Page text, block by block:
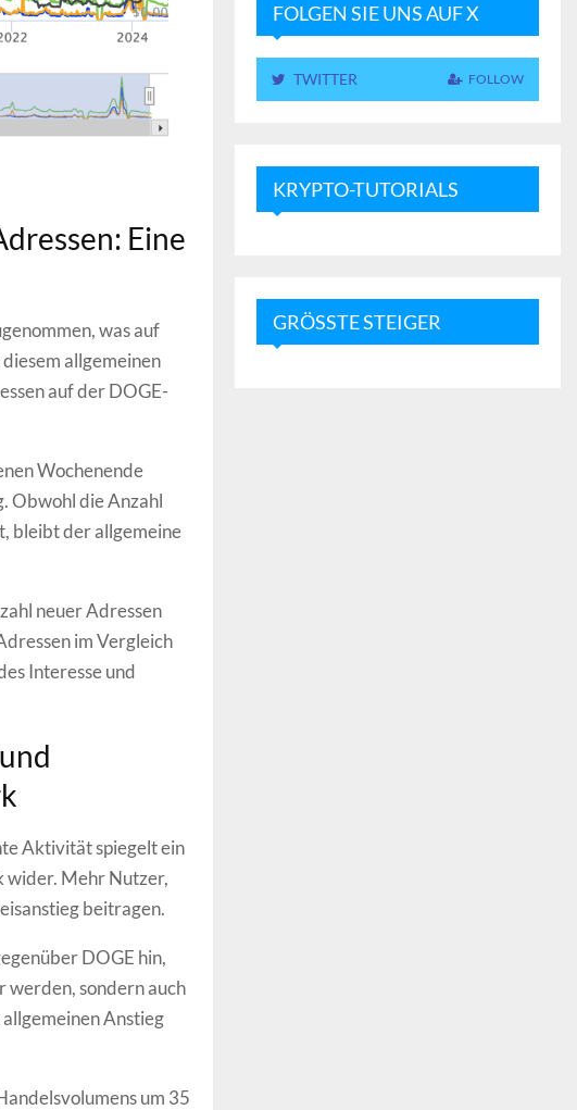
Eine
was auf
allgemeinen
auf der DOGE-
Wochenende
Obwohl die Anzahl
bleibt der allgemeine
neuer Adressen
im Vergleich
Interesse und
Aktivität spiegelt ein
wider. Mehr Nutzer,
beitragen.
DOGE hin,
werden, sondern auch
Anstieg
um 35
FOLGEN SIE UNS AUF X
TWITTER FOLLOW
KRYPTO-TUTORIALS
GRÖSSTE STEIGER